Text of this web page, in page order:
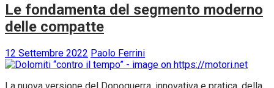
Le fondamenta del segmento moderno
delle compatte
12 Settembre 2022 Paolo Ferrini
La nuova versione del Dopoguerra, innovativa e pratica, della